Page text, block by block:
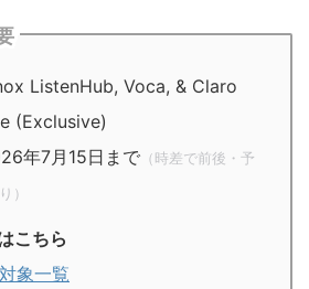
ListenHub, Voca, & Claro
(Exclusive)
年7月15日まで （時差で前後・予
）
こちら
象一覧